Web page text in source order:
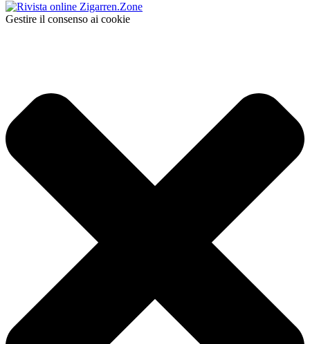
Gestire il consenso ai cookie